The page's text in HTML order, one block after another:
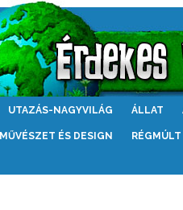
UTAZÁS-NAGYVILÁG ÁLLAT
MŰVÉSZET ÉS DESIGN RÉGMÚLT